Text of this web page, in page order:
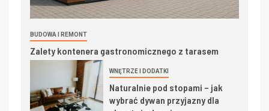
BUDOWA I REMONT
Zalety kontenera gastronomicznego z tarasem
WNĘTRZE I DODATKI
Naturalnie pod stopami – jak
wybrać dywan przyjazny dla